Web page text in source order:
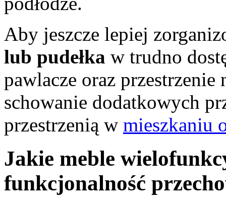
Aby jeszcze lepiej
lub pudełka w trudno
pawlacze oraz
schowanie dodatkowych
przestrzenią w mieszkaniu
Jakie meble
funkcjonalność